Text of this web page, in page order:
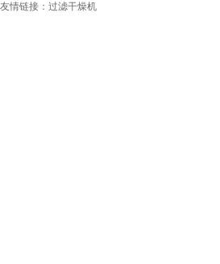
友情链接： 过滤干燥机